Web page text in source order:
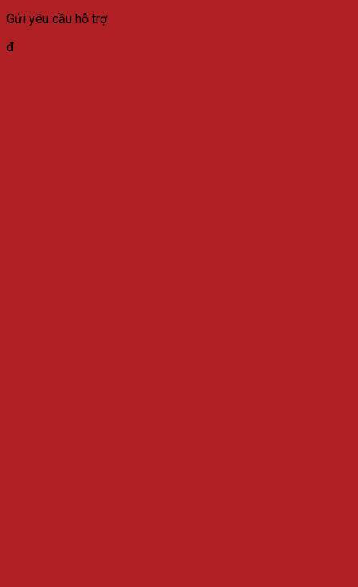
Gửi yêu cầu hỗ trợ
đ